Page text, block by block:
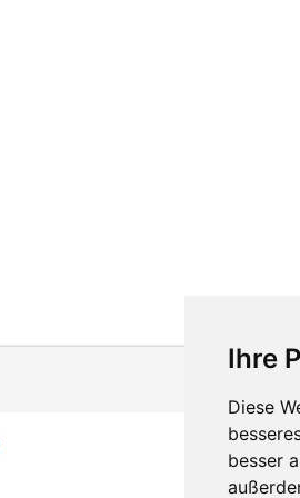
Ihre
Diese
besser
Kontakt
Feedback